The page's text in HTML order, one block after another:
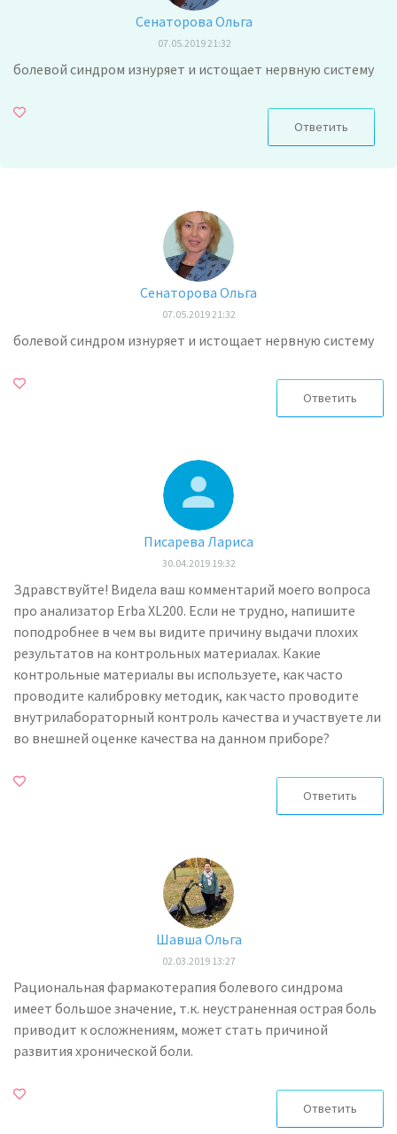
Сенаторова Ольга
07.05.2019 21:32
болевой синдром изнуряет и истощает нервную систему
Ответить
Сенаторова Ольга
07.05.2019 21:32
болевой синдром изнуряет и истощает нервную систему
Ответить
Писарева Лариса
30.04.2019 19:32
Здравствуйте! Видела ваш комментарий моего вопроса
про анализатор Erba XL200. Если не трудно, напишите
поподробнее в чем вы видите причину выдачи плохих
результатов на контрольных материалах. Какие
контрольные материалы вы используете, как часто
проводите калибровку методик, как часто проводите
внутрилабораторный контроль качества и участвуете ли
во внешней оценке качества на данном приборе?
Ответить
Шавша Ольга
02.03.2019 13:27
Рациональная фармакотерапия болевого синдрома
имеет большое значение, т.к. неустраненная острая боль
приводит к осложнениям, может стать причиной
развития хронической боли.
Ответить